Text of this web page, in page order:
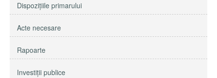
Dispoziţiile primarului
Acte necesare
Rapoarte
Investiţii publice